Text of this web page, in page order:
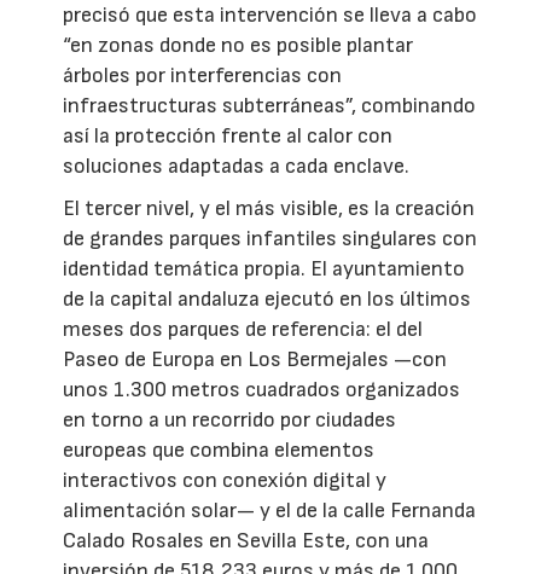
precisó que esta intervención se lleva a cabo
“en zonas donde no es posible plantar
árboles por interferencias con
infraestructuras subterráneas”, combinando
así la protección frente al calor con
soluciones adaptadas a cada enclave.
El tercer nivel, y el más visible, es la creación
de grandes parques infantiles singulares con
identidad temática propia. El ayuntamiento
de la capital andaluza ejecutó en los últimos
meses dos parques de referencia: el del
Paseo de Europa en Los Bermejales —con
unos 1.300 metros cuadrados organizados
en torno a un recorrido por ciudades
europeas que combina elementos
interactivos con conexión digital y
alimentación solar— y el de la calle Fernanda
Calado Rosales en Sevilla Este, con una